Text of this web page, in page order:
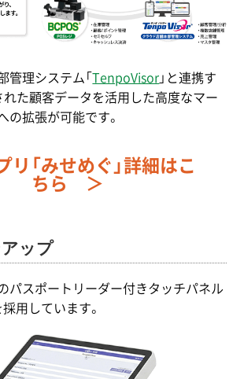
管理システム「TenpoVisor 」と連携す
れた顧客データを活用した高度なマー
の拡張が可能です。
リ「みせめぐ」詳細はこ
ちら ＞
ップ
パスポートリーダー付きタッチパネル
採用しています。